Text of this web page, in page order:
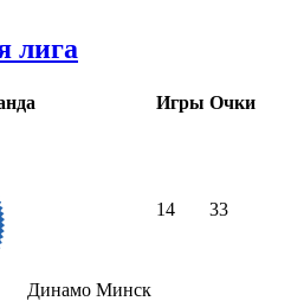
лига
Игры Очки
Динамо Минск
14 33